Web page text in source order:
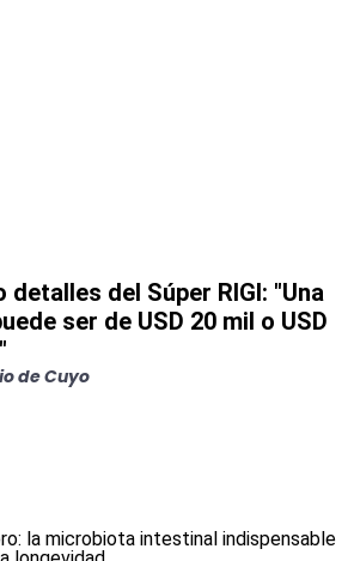
detalles del Súper RIGI: "Una
ser de USD 20 mil o USD
de Cuyo